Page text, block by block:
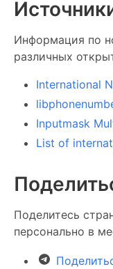
Информация по
различных
International
Inputmask
List of
Поделитесь
персонально в